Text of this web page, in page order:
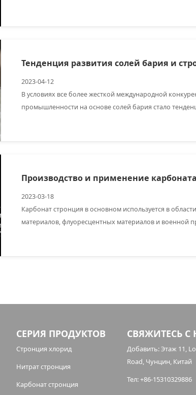
2023-04-12
В условиях все более жесткой международной
промышленности на основе солей бария стало
Производство и применение
2023-03-18
Карбонат стронция в основном используется в
материалов, флуоресцентных материалов и военной
СЕРИЯ ПРОДУКТОВ
Стронция хлорид
Нитрат стронция
Карбонат стронция
СВЯЖИТЕСЬ С
Добавить: Этаж 11,
Road, Чунцин, Китай
Тел: +86-15310329886